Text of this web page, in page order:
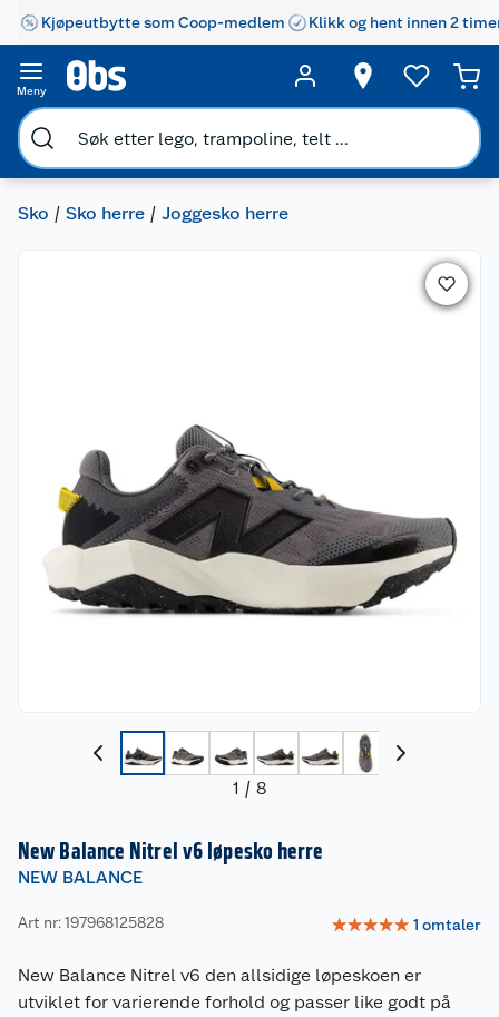
Kjøpeutbytte som Coop-medlem Klikk og hent innen 2
Meny
Sko Sko herre Joggesko herre
1 / 8
New Balance Nitrel v6 løpesko herre
NEW BALANCE
Art nr: 197968125828 ☆☆☆☆☆ 1 omtaler
New Balance Nitrel v6 den allsidige løpeskoen er
utviklet for varierende forhold og passer like godt på